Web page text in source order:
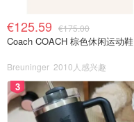
€125.59 €175.00
Coach COACH 棕色休闲运动鞋
Breuninger 2010人感兴趣
3